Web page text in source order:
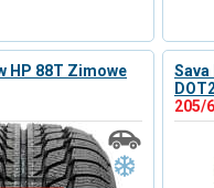
HP 88T Zimowe
Sava
205/